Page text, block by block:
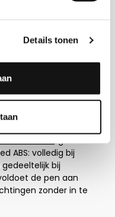
Details tonen
Het ontwerp is
is voor dagelijks
op jouw huisstijl
een metalen clip
modellen, gemaakt
ABS: volledig bij
bij
de pen aan
zonder in te